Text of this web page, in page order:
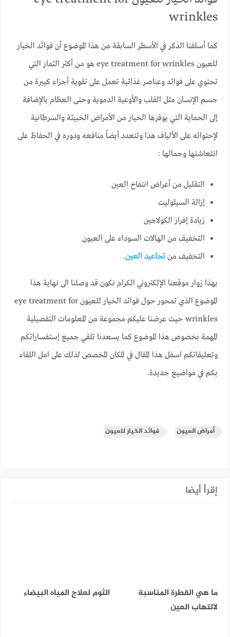
wrinkles
كما أسلفنا الذكر في الأسطر السابقة من هذا الموضوع أن فوائد الخيار
للعيون eye treatment for wrinkles هو من أكثر الثمار التي
تحتوي على فوائد وعناصر غذائية تعمل على تقوية أجزاء كبيرة من
جسم الإنسان مثل القلب والأوعية الدموية وحتى العظام بالإضافة
إلى الحماية التي يوفرها الخيار من الأمراض الخبيثة والسرطانية
لإحتوائه على الألياف هذا وتتعدد أيضاً منافعه ودوره في الحفاظ على
انتعاشتها وجمالها :
التقليل من أعراض انتفاخ العين
إزالة السيلوليت
زيادة إفراز الكولاجين
التخفيف من الهالات السوداء على العيون
التخفيف منتجاعيد العين.
بهذا زوار موقعنا الإلكتروني الكرام نكون قد وصلنا الى نهاية هذا
الموضوع الذي تمحور حول فوائد الخيار للعيون eye treatment for
wrinkles حيث عرضنا عليكم مجموعة من المعلومات التفصيلية
المهمة بخصوص هذا الموضوع كما يسعدنا تلقي جميع إستفساراتكم
وتعليقاتكم اسفل هذا المقال في المكان المخصص لذلك على امل اللقاء
بكم في مواضيع جديدة.
أمراض العيون فوائد الخيار للعيون
إقرأ أيضا
ما هي القطرة المناسبة
لالتهاب العين
الثوم لعلاج المياه البيضاء